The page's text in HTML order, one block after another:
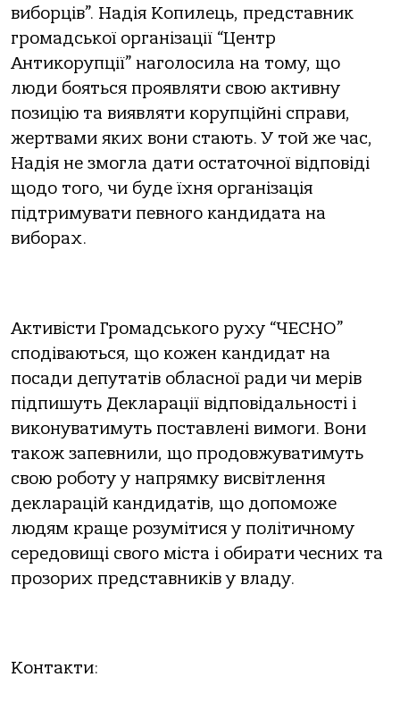
виборців”. Надія Копилець, представник
громадської організації “Центр
Антикорупції” наголосила на тому, що
люди бояться проявляти свою активну
позицію та виявляти корупційні справи,
жертвами яких вони стають. У той же час,
Надія не змогла дати остаточної відповіді
щодо того, чи буде їхня організація
підтримувати певного кандидата на
виборах.
Активісти Громадського руху “ЧЕСНО”
сподіваються, що кожен кандидат на
посади депутатів обласної ради чи мерів
підпишуть Декларації відповідальності і
виконуватимуть поставлені вимоги. Вони
також запевнили, що продовжуватимуть
свою роботу у напрямку висвітлення
декларацій кандидатів, що допоможе
людям краще розумітися у політичному
середовищі свого міста і обирати чесних та
прозорих представників у владу.
Контакти: